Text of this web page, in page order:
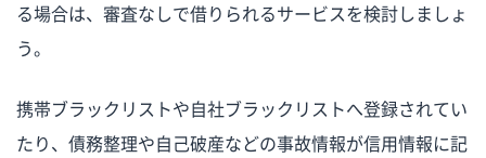
る場合は、審査なしで借りられるサービスを検討しましょ
う。
携帯ブラックリストや自社ブラックリストへ登録されてい
たり、債務整理や自己破産などの事故情報が信用情報に記